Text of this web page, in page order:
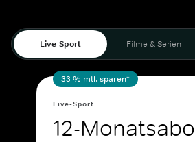
Live-Sport Filme & Serien
33 % mtl. sparen*
Live-Sport
12-Monatsabo